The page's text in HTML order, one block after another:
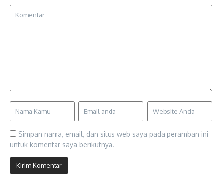
Simpan nama, email, dan situs web saya pada peramban ini
untuk komentar saya berikutnya.